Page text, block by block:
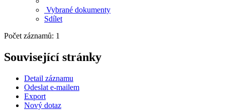
Vybrané dokumenty
Sdílet
Počet záznamů: 1
Související stránky
Detail záznamu
Odeslat e-mailem
Export
Nový dotaz